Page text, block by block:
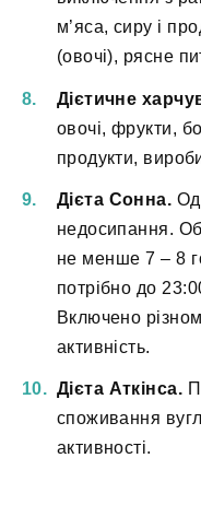
м’яса, сиру і
(овочі), рясне
Дієтичне
овочі, фрукти,
продукти,
Дієта Сонна.
недосипання.
не менше 7 – 8
потрібно до
Включено
активність.
Дієта Аткінса.
споживання
активності.